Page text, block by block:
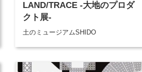
LAND/TRACE -大地のプロダ
クト展-
土のミュージアムSHIDO